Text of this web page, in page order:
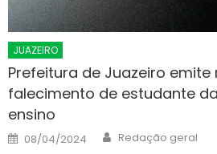
JUAZEIRO
Prefeitura de Juazeiro
falecimento de estudante
ensino
Posted
on
08/04/2024 Author
Redação geral